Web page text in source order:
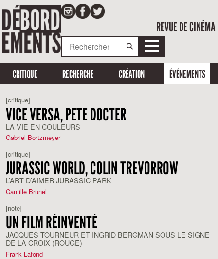
REVUE DE CINÉMA
CRITIQUE RECHERCHE CRÉATION ÉVÉNEMENTS
[critique]
VICE VERSA, PETE DOCTER
LA VIE EN COULEURS
Gabriel Bortzmeyer
[critique]
JURASSIC WORLD, COLIN TREVORROW
L’ART D’AIMER JURASSIC PARK
Camille Brunel
[note]
UN FILM RÉINVENTÉ
JACQUES TOURNEUR ET INGRID BERGMAN SOUS LE SIGNE
DE LA CROIX (ROUGE)
Frank Lafond